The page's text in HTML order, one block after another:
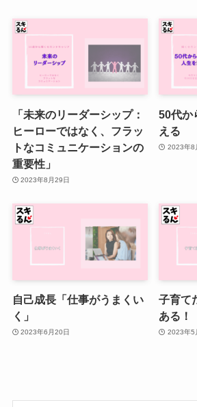
「未来のリーダーシップ：
ヒーローではなく、フラッ
トなコミュニケーションの
重要性」
2023年8月29日
50代か
える
2023年8
自己成長「仕事がうまくい
く」
2023年6月20日
子育て
ある！
2023年5